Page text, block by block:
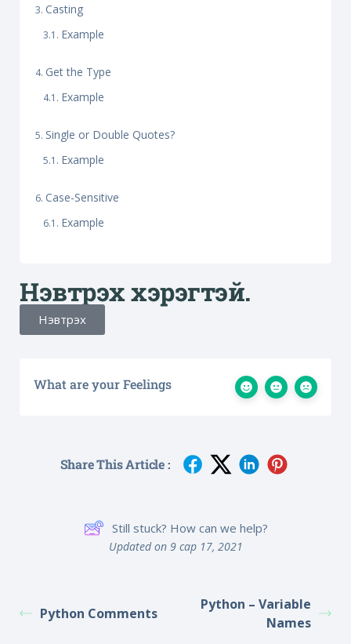
Casting
Example
Get the Type
Example
Single or Double Quotes?
Example
Case-Sensitive
Example
Нэвтрэх хэрэгтэй.
Нэвтрэх
What are your Feelings
Share This Article :
Still stuck? How can we help?
Updated on 9 сар 17, 2021
Python Comments
Python – Variable
Names